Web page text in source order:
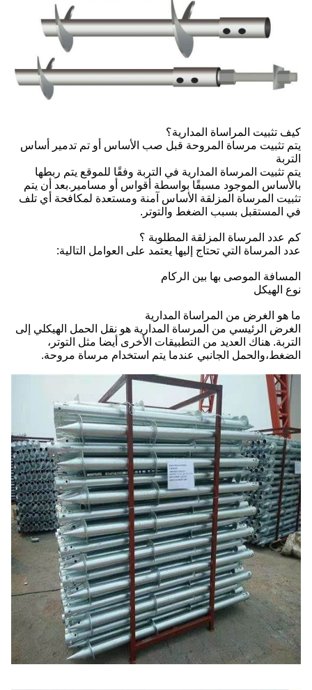
كيف تثبيت المراساة المدارية؟
يتم تثبيت مرساة المروحة قبل صب الأساس أو تم تدمير أساس
التربة
يتم تثبيت المرساة المدارية في التربة وفقًا للموقع يتم ربطها
بالأساس الموجود مسبقًا بواسطة أقواس أو مسامير.بعد أن يتم
تثبيت المرساة المزلقة الأساس آمنة ومستعدة لمكافحة أي تلف
في المستقبل بسبب الضغط والتوتر.
كم عدد المرساة المزلقة المطلوبة ؟
عدد المرساة التي تحتاج إليها يعتمد على العوامل التالية:
المسافة الموصى بها بين الركام
نوع الهيكل
ما هو الغرض من المراساة المدارية
الغرض الرئيسي من المرساة المدارية هو نقل الحمل الهيكلي إلى
التربة. هناك العديد من التطبيقات الأخرى أيضا مثل التوتر،
الضغط،والحمل الجانبي عندما يتم استخدام مرساة مروحة.